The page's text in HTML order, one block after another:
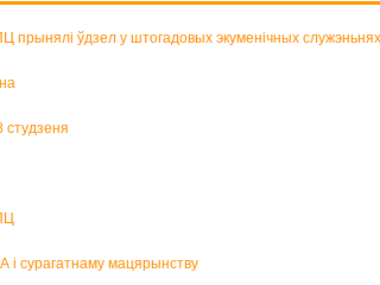
прынялі ўдзел у штогадовых экуменічных служэньнях
студзеня
і сурагатнаму мацярынству